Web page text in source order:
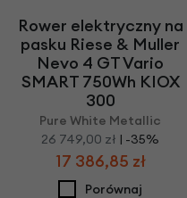
Rower elektryczny na
pasku Riese & Muller
Nevo 4 GT Vario
SMART 750Wh KIOX
300
Pure White Metallic
26 749,00 zł | -35%
17 386,85 zł
Porównaj